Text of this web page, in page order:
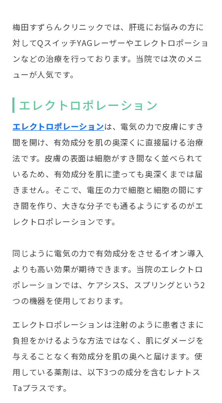
梅田すずらんクリニックでは、肝斑にお悩みの方に
対してQスイッチYAGレーザーやエレクトロポーショ
ンなどの治療を行っております。当院では次のメニ
ューが人気です。
エレクトロポレーション
エレクトロポレーションは、電気の力で皮膚にすき
間を開け、有効成分を肌の奥深くに直接届ける治療
法です。皮膚の表面は細胞がすき間なく並べられて
いるため、有効成分を肌に塗っても奥深くまでは届
きません。そこで、電圧の力で細胞と細胞の間にす
き間を作り、大きな分子でも通るようにするのがエ
レクトロポレーションです。
同じように電気の力で有効成分をさせるイオン導入
よりも高い効果が期待できます。当院のエレクトロ
ポレーションでは、ケアシスS、スプリングという2
つの機器を使用しております。
エレクトロポレーションは注射のように患者さまに
負担をかけるような方法ではなく、肌にダメージを
与えることなく有効成分を肌の奥へと届けます。使
用している薬剤は、以下3つの成分を含むレナトス
Taプラスです。